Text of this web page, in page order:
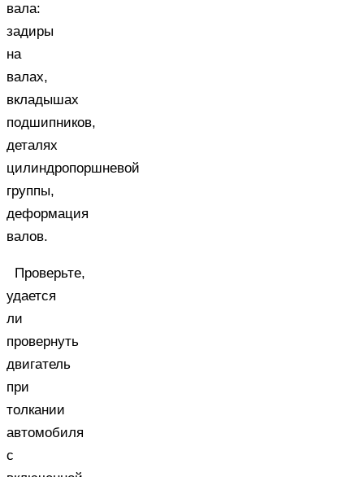
вала:
задиры
на
валах,
вкладышах
подшипников,
деталях
цилиндропоршневой
группы,
деформация
валов.
Проверьте,
удается
ли
провернуть
двигатель
при
толкании
автомобиля
с